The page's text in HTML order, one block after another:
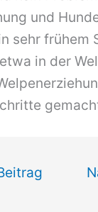
und
sehr frühem
in der